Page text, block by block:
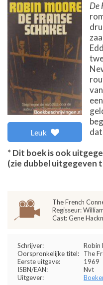
Leuk
De
* Dit boek is ook
(zie dubbel uitgegeven
The French
Regisseur:
Cast: Gene
Schrijver:
Robin
Oorspronkelijke titel:
The
Eerste uitgave:
1969
ISBN/EAN:
Nvt
Uitgever: